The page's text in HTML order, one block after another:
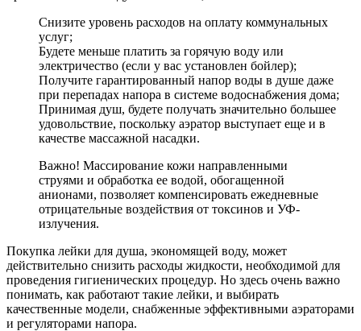
Снизите уровень расходов на оплату коммунальных
услуг;
Будете меньше платить за горячую воду или
электричество (если у вас установлен бойлер);
Получите гарантированный напор воды в душе даже
при перепадах напора в системе водоснабжения дома;
Принимая душ, будете получать значительно большее
удовольствие, поскольку аэратор выступает еще и в
качестве массажной насадки.
Важно! Массирование кожи направленными
струями и обработка ее водой, обогащенной
анионами, позволяет компенсировать ежедневные
отрицательные воздействия от токсинов и УФ-
излучения.
Покупка лейки для душа, экономящей воду, может
действительно снизить расходы жидкости, необходимой для
проведения гигиенических процедур. Но здесь очень важно
понимать, как работают такие лейки, и выбирать
качественные модели, снабженные эффективными аэраторами
и регуляторами напора.